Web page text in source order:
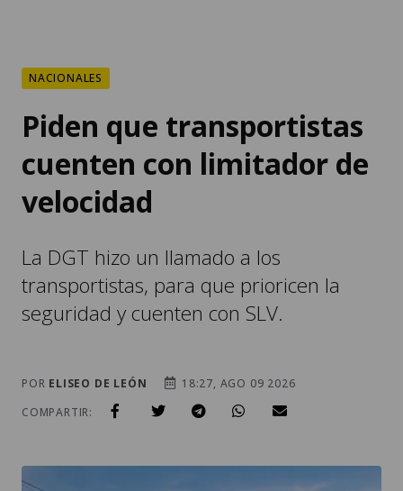
NACIONALES
Piden que transportistas
cuenten con limitador de
velocidad
La DGT hizo un llamado a los
transportistas, para que prioricen la
seguridad y cuenten con SLV.
POR ELISEO DE LEÓN
18:27, AGO 09 2026
COMPARTIR: